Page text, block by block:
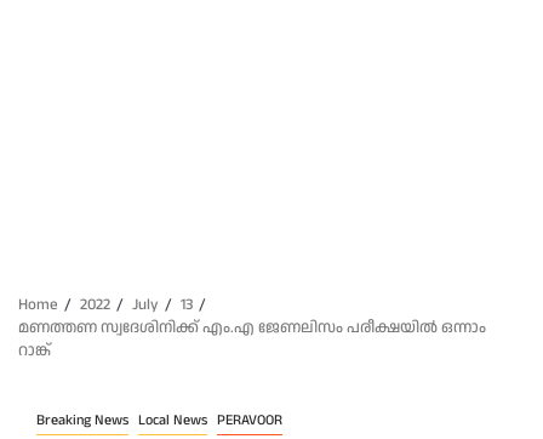
Home 2022 July
13
മണത്തണ സ്വദേശിനിക്ക് എം.എ ജേണലിസം പരീക്ഷയിൽ ഒന്നാം
റാങ്ക്
Breaking News Local News PERAVOOR